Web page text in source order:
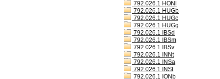
792.026.1 HONl
792.026.1 HUGb
792.026.1 HUGc
792.026.1 HUGg
792.026.1 IBSd
792.026.1 IBSm
792.026.1 IBSv
792.026.1 INNt
792.026.1 INSa
792.026.1 INSt
792.026.1 IONb